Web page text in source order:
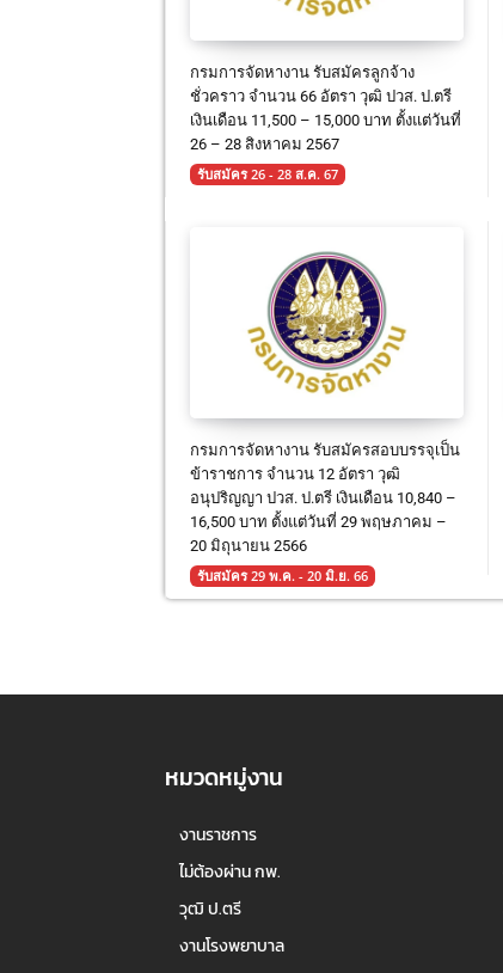
กรมการจัดหางาน รับสมัครลูกจ้าง
ชั่วคราว จำนวน 66 อัตรา วุฒิ ปวส. ป.ตรี
เงินเดือน 11,500 – 15,000 บาท ตั้งแต่วันที่
26 – 28 สิงหาคม 2567
รับสมัคร 26 - 28 ส.ค. 67
กรมการจัดหางาน รับสมัครสอบบรรจุเป็น
ข้าราชการ จำนวน 12 อัตรา วุฒิ
อนุปริญญา ปวส. ป.ตรี เงินเดือน 10,840 –
16,500 บาท ตั้งแต่วันที่ 29 พฤษภาคม –
20 มิถุนายน 2566
รับสมัคร 29 พ.ค. - 20 มิ.ย. 66
หมวดหมู่งาน
งานราชการ
ไม่ต้องผ่าน กพ.
วุฒิ ป.ตรี
งานโรงพยาบาล